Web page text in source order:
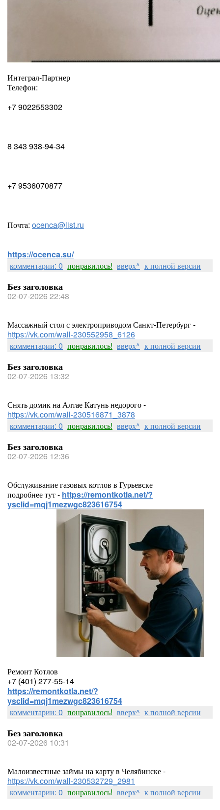
Интеграл-Партнер
Телефон:
+7 9022553302
8 343 938-94-34
+7 9536070877
Почта: ocenca@list.ru
https://ocenca.su/
комментарии: 0 понравилось! вверх^ к полной версии
Без заголовка
02-07-2026 22:48
Массажный стол с электроприводом Санкт-Петербург -
https://vk.com/wall-230552958_6126
комментарии: 0 понравилось! вверх^ к полной версии
Без заголовка
02-07-2026 13:32
Снять домик на Алтае Катунь недорого -
https://vk.com/wall-230516871_3878
комментарии: 0 понравилось! вверх^ к полной версии
Без заголовка
02-07-2026 12:36
Обслуживание газовых котлов в Гурьевске
подробнее тут - https://remontkotla.net/?
ysclid=mqj1mezwgc823616754
Ремонт Котлов
+7 (401) 277-55-14
https://remontkotla.net/?
ysclid=mqj1mezwgc823616754
комментарии: 0 понравилось! вверх^ к полной версии
Без заголовка
02-07-2026 10:31
Малоизвестные займы на карту в Челябинске -
https://vk.com/wall-230532729_2981
комментарии: 0 понравилось! вверх^ к полной версии